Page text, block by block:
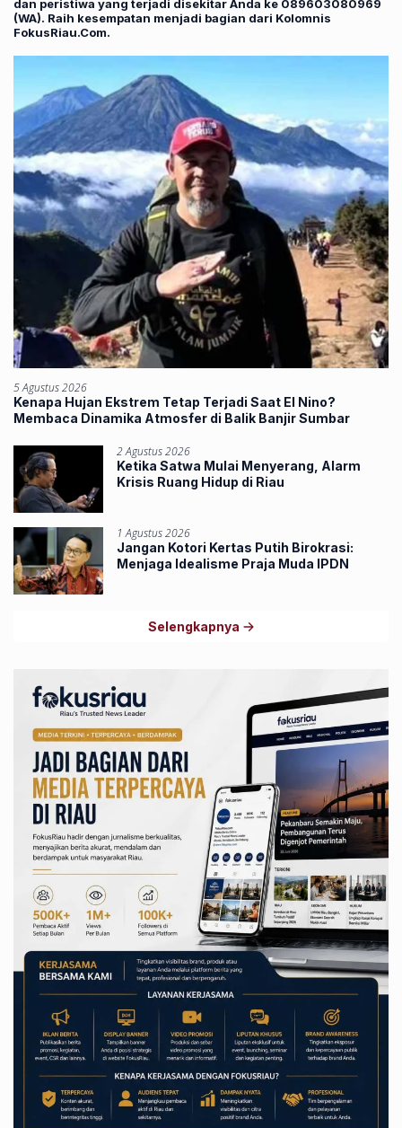
dan peristiwa yang terjadi disekitar Anda ke 089603080969
(WA). Raih kesempatan menjadi bagian dari Kolomnis
FokusRiau.Com.
5 Agustus 2026
Kenapa Hujan Ekstrem Tetap Terjadi Saat El Nino?
Membaca Dinamika Atmosfer di Balik Banjir Sumbar
2 Agustus 2026
Ketika Satwa Mulai Menyerang, Alarm
Krisis Ruang Hidup di Riau
1 Agustus 2026
Jangan Kotori Kertas Putih Birokrasi:
Menjaga Idealisme Praja Muda IPDN
Selengkapnya